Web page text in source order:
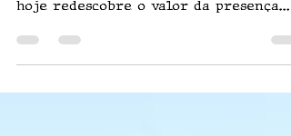
Um artista que trocou estabilidade
liberdade, viveu nas estradas do país
como pai